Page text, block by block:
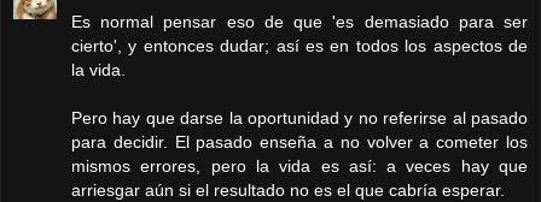
Es normal pensar eso de que 'es demasiado para ser
cierto', y entonces dudar; así es en todos los aspectos de
la vida.
Pero hay que darse la oportunidad y no referirse al pasado
para decidir. El pasado enseña a no volver a cometer los
mismos errores, pero la vida es así: a veces hay que
arriesgar aún si el resultado no es el que cabría esperar.